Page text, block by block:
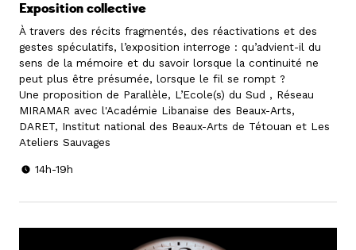
Exposition collective
À travers des récits fragmentés, des réactivations et des
gestes spéculatifs, l’exposition interroge : qu’advient-il du
sens de la mémoire et du savoir lorsque la continuité ne
peut plus être présumée, lorsque le fil se rompt ?
Une proposition de Parallèle, L’Ecole(s) du Sud , Réseau
MIRAMAR avec l'Académie Libanaise des Beaux-Arts,
DARET, Institut national des Beaux-Arts de Tétouan et Les
Ateliers Sauvages
14h-19h